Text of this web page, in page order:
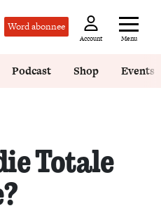
Word abonnee
Account Menu
Podcast Shop Events
Totale